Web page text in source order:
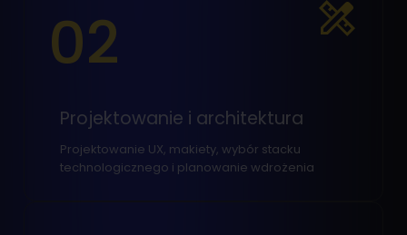
02
Projektowanie i architektura
Projektowanie UX, makiety, wybór stacku
technologicznego i planowanie wdrożenia